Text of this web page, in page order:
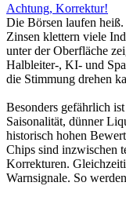
Achtung, Korrektur!
Die Börsen laufen
Zinsen klettern viele
unter der Oberfläche
Halbleiter-, KI- und
die Stimmung drehen
Besonders gefährlich
Saisonalität, dünner
historisch hohen
Chips sind inzwischen
Korrekturen.
Warnsignale. So